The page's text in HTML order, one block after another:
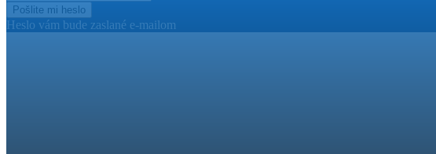
Heslo vám bude zaslané e-mailom